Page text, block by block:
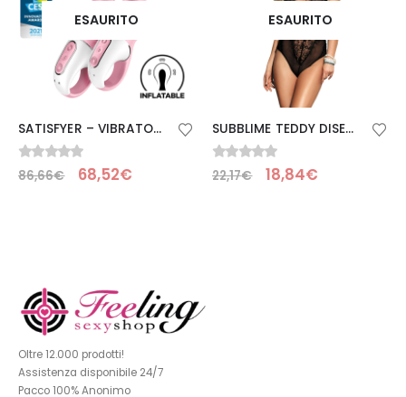
ESAURITO
SATISFYER – VIBRATORE ANALE GONFIABILE AIR PUMP BOOTY 5+ ROSA
0Su 5
86,66€ 68,52€
ESAURITO
SUBBLIME TEDDY DISEÑO FLORAL Y FLEQUITOS NERO S/M
0Su 5
22,17€ 18,84€
Oltre 12.000 prodotti!
Assistenza disponibile 24/7
Pacco 100% Anonimo